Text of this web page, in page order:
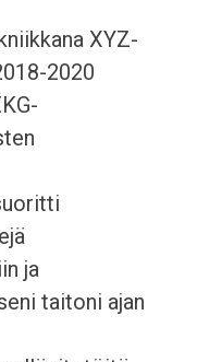
XYZ-
2020
ja
taitoni ajan